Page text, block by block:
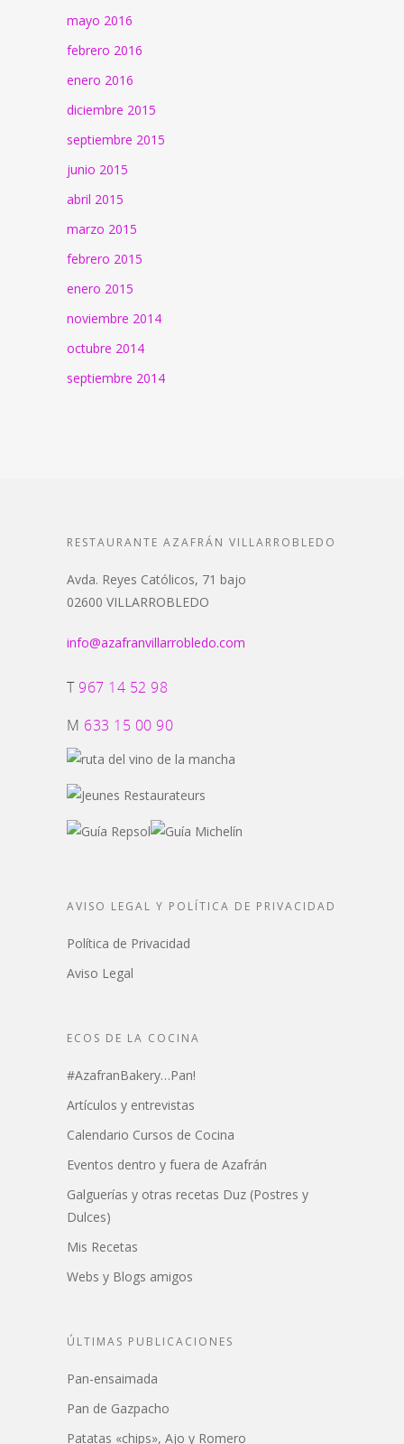
mayo 2016
febrero 2016
enero 2016
diciembre 2015
septiembre 2015
junio 2015
abril 2015
marzo 2015
febrero 2015
enero 2015
noviembre 2014
octubre 2014
septiembre 2014
RESTAURANTE AZAFRÁN VILLARROBLEDO
Avda. Reyes Católicos, 71 bajo
02600 VILLARROBLEDO
info@azafranvillarrobledo.com
T 967 14 52 98
M 633 15 00 90
AVISO LEGAL Y POLÍTICA DE PRIVACIDAD
Política de Privacidad
Aviso Legal
ECOS DE LA COCINA
#AzafranBakery…Pan!
Artículos y entrevistas
Calendario Cursos de Cocina
Eventos dentro y fuera de Azafrán
Galguerías y otras recetas Duz (Postres y
Dulces)
Mis Recetas
Webs y Blogs amigos
ÚLTIMAS PUBLICACIONES
Pan-ensaimada
Pan de Gazpacho
Patatas «chips», Ajo y Romero